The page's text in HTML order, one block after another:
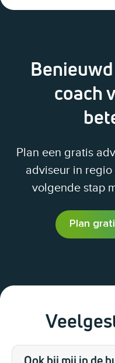
coach
Plan een gratis
adviseur in
volgende stap
Plan